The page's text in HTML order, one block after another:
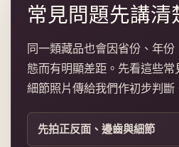
常見問題先講清
同一類藏品也會因省份、年
態而有明顯差距。先看這些
細節照片傳給我們作初步判斷
先拍正反面、邊齒與細節